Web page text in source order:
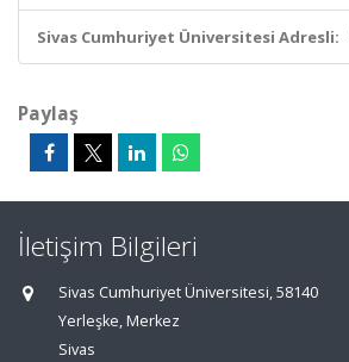
Sivas Cumhuriyet Üniversitesi Adresli:
Paylaş
İletişim Bilgileri
Sivas Cumhuriyet Üniversitesi, 58140
Yerleşke, Merkez
Sivas